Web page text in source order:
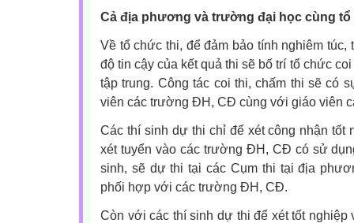
Cả địa phương và trường đại học cùng
Về tổ chức thi, để đảm bảo tính nghiêm túc,
độ tin cậy của kết quả thi sẽ bố trí tổ chức
tập trung. Công tác coi thi, chấm thi sẽ có
viên các trường ĐH, CĐ cùng với giáo viên
Các thí sinh dự thi chỉ để xét công nhận tốt
xét tuyển vào các trường ĐH, CĐ có sử
sinh, sẽ dự thi tại các Cụm thi tại địa
phối hợp với các trường ĐH, CĐ.
Còn với các thí sinh dự thi để xét tốt nghiệp